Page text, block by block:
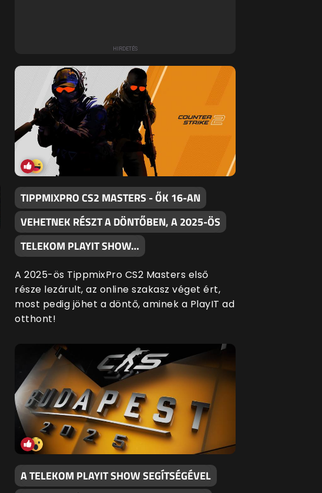
TIPPMIXPRO CS2 MASTERS - ŐK 16-AN
VEHETNEK RÉSZT A DÖNTŐBEN, A 2025-ÖS
TELEKOM PLAYIT SHOW…
A 2025-ös TippmixPro CS2 Masters első
része lezárult, az online szakasz véget ért,
most pedig jöhet a döntő, aminek a PlayIT ad
otthont!
A TELEKOM PLAYIT SHOW SEGÍTSÉGÉVEL